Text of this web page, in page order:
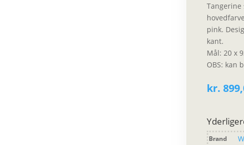
pink.
kant.
Mål: 20 x
OBS: kan
kr.
Brand